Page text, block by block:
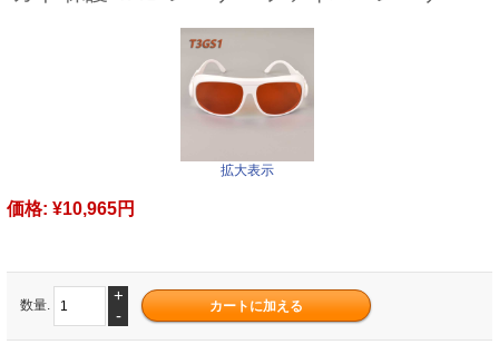
拡大表示
価格: ¥10,965円
数量.
+
-